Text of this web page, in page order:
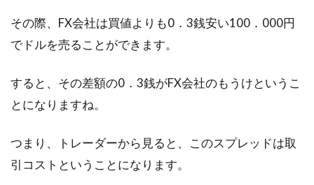
最近注目されている投資の一つに、ゴールド投
する手法...
金のアクセサリーなどにある刻印の
750とは何を意味するのか
その際、FX会社は買値よりも0．3銭安い100．000円
でドルを売ることができます。
すると、その差額の0．3銭がFX会社のもうけというこ
とになりますね。
つまり、トレーダーから見ると、このスプレッドは取
引コストということになります。